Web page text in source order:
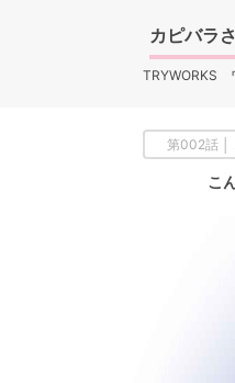
カピバラ
TRYWORKS
第002話 │
こ